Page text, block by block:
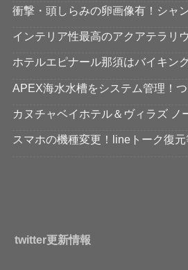
衝撃・頭しらみの卵画像有！シャ
インテリア性最高のアクアテラリ
ホテルエピナール那須はバイキン
APEX海水水槽をシステム管理！
カヌチャベイホテル＆ヴィラズ ノ
スマホの機種変更！lineトーク復
twitter更新情報